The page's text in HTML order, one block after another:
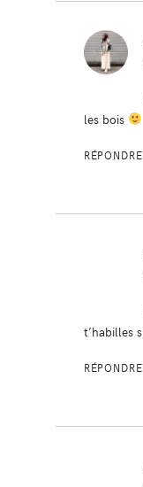
les bois
RÉPONDRE
t’habilles
RÉPONDRE